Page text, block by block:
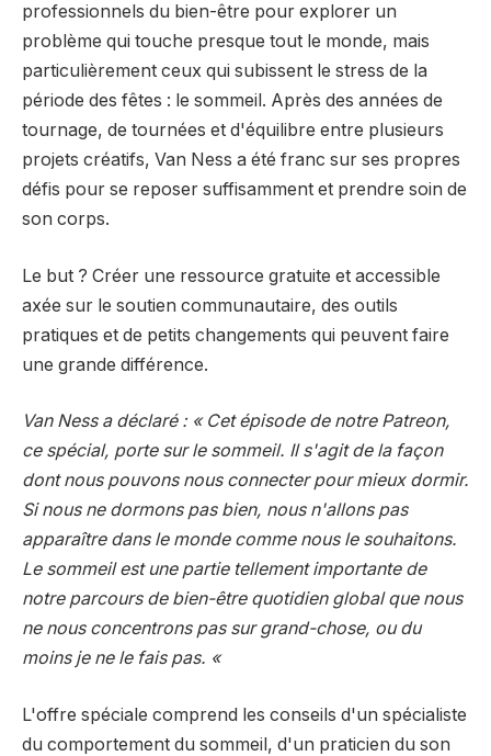
professionnels du bien-être pour explorer un
problème qui touche presque tout le monde, mais
particulièrement ceux qui subissent le stress de la
période des fêtes : le sommeil. Après des années de
tournage, de tournées et d'équilibre entre plusieurs
projets créatifs, Van Ness a été franc sur ses propres
défis pour se reposer suffisamment et prendre soin de
son corps.
Le but ? Créer une ressource gratuite et accessible
axée sur le soutien communautaire, des outils
pratiques et de petits changements qui peuvent faire
une grande différence.
Van Ness a déclaré : « Cet épisode de notre Patreon,
ce spécial, porte sur le sommeil. Il s'agit de la façon
dont nous pouvons nous connecter pour mieux dormir.
Si nous ne dormons pas bien, nous n'allons pas
apparaître dans le monde comme nous le souhaitons.
Le sommeil est une partie tellement importante de
notre parcours de bien-être quotidien global que nous
ne nous concentrons pas sur grand-chose, ou du
moins je ne le fais pas. «
L'offre spéciale comprend les conseils d'un spécialiste
du comportement du sommeil, d'un praticien du son